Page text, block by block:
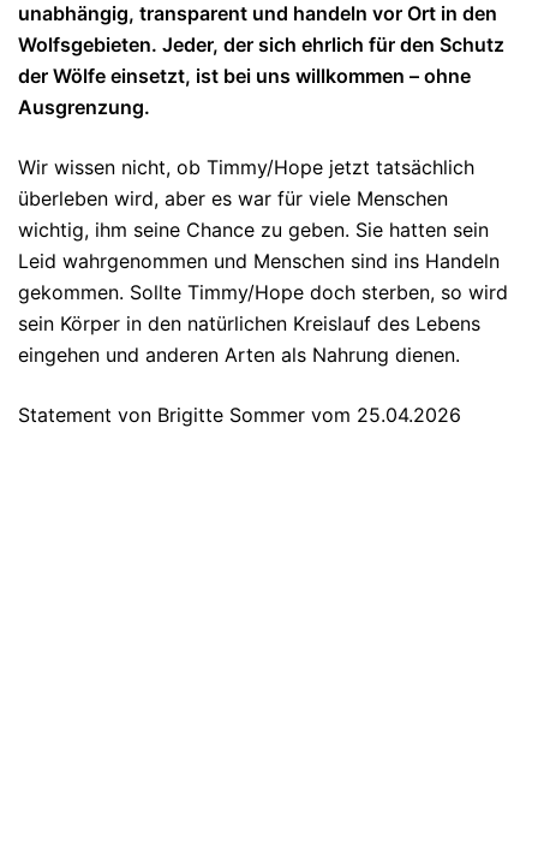
unabhängig, transparent und handeln vor Ort in den
Wolfsgebieten. Jeder, der sich ehrlich für den Schutz
der Wölfe einsetzt, ist bei uns willkommen – ohne
Ausgrenzung.
Wir wissen nicht, ob Timmy/Hope jetzt tatsächlich
überleben wird, aber es war für viele Menschen
wichtig, ihm seine Chance zu geben. Sie hatten sein
Leid wahrgenommen und Menschen sind ins Handeln
gekommen. Sollte Timmy/Hope doch sterben, so wird
sein Körper in den natürlichen Kreislauf des Lebens
eingehen und anderen Arten als Nahrung dienen.
Statement von Brigitte Sommer vom 25.04.2026